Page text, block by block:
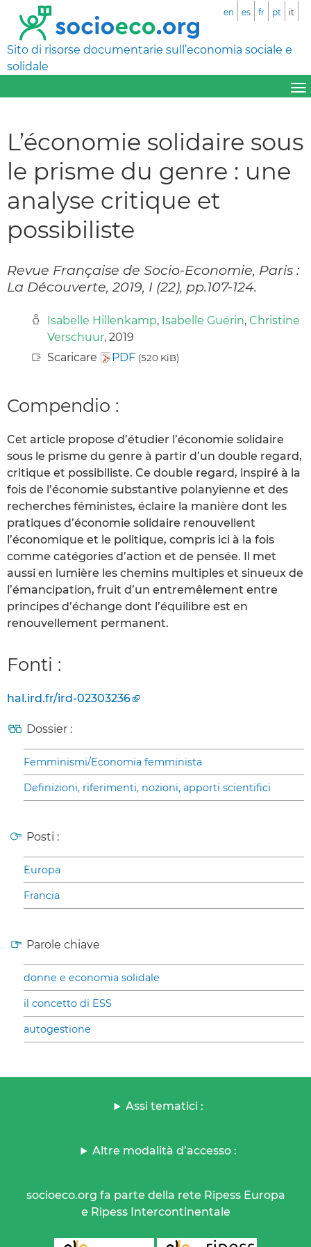
Sito di risorse documentarie sull’economia sociale e
solidale
en es fr pt it
L’économie solidaire sous
le prisme du genre : une
analyse critique et
possibiliste
Revue Française de Socio-Economie, Paris :
La Découverte, 2019, I (22), pp.107-124.
Isabelle Hillenkamp, Isabelle Guérin, Christine
Verschuur, 2019
Scaricare
PDF (520 KiB)
Compendio :
Cet article propose d’étudier l’économie solidaire
sous le prisme du genre à partir d’un double regard,
critique et possibiliste. Ce double regard, inspiré à la
fois de l’économie substantive polanyienne et des
recherches féministes, éclaire la manière dont les
pratiques d’économie solidaire renouvellent
l’économique et le politique, compris ici à la fois
comme catégories d’action et de pensée. Il met
aussi en lumière les chemins multiples et sinueux de
l’émancipation, fruit d’un entremêlement entre
principes d’échange dont l’équilibre est en
renouvellement permanent.
Fonti :
hal.ird.fr/ird-02303236
Dossier :
Femminismi/Economia femminista
Definizioni, riferimenti, nozioni, apporti scientifici
Posti :
Europa
Francia
Parole chiave
donne e economia solidale
il concetto di ESS
autogestione
Assi tematici :
Altre modalità d’accesso :
socioeco.org fa parte della rete Ripess Europa
e Ripess Intercontinentale